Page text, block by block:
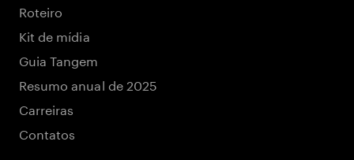
Roteiro
Kit de mídia
Guia Tangem
Resumo anual de 2025
Carreiras
Contatos